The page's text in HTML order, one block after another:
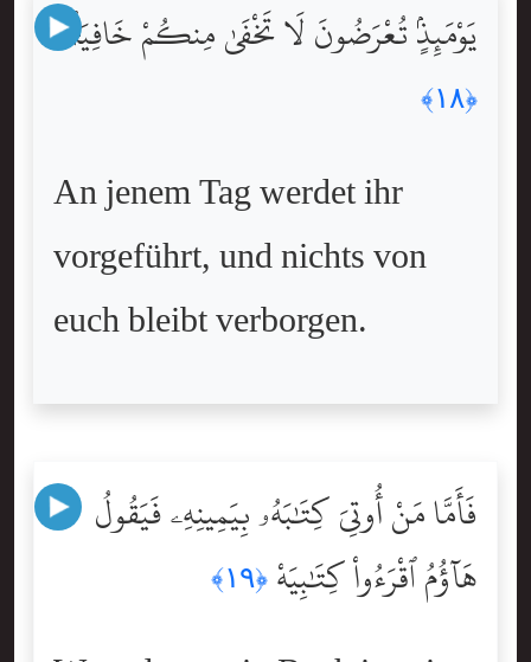
يَوْمَئِذٍۢ تُعْرَضُونَ لَا تَخْفَىٰ مِنكُمْ خَافِيَةٌۭ
﴿١٨﴾
An jenem Tag werdet ihr
vorgeführt, und nichts von
euch bleibt verborgen.
فَأَمَّا مَنْ أُوتِىَ كِتَٰبَهُۥ بِيَمِينِهِۦ فَيَقُولُ
هَآؤُمُ ٱقْرَءُواْ كِتَٰبِيَهْ ﴿١٩﴾